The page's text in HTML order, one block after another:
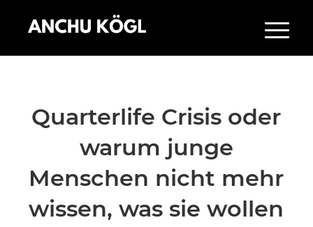
Quarterlife Crisis oder
warum junge
Menschen nicht mehr
wissen, was sie wollen